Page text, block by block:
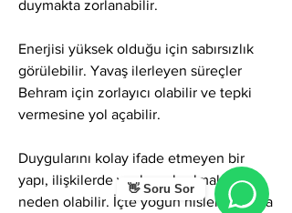
👋 Soru Sor
duymakta zorlanabilir.
Enerjisi yüksek olduğu için sabırsızlık
görülebilir. Yavaş ilerleyen süreçler
Behram için zorlayıcı olabilir ve tepki
vermesine yol açabilir.
Duygularını kolay ifade etmeyen bir
yapı, ilişkilerde yanlış anlaşılmalara
neden olabilir. İçte yoğun hisler yaşansa